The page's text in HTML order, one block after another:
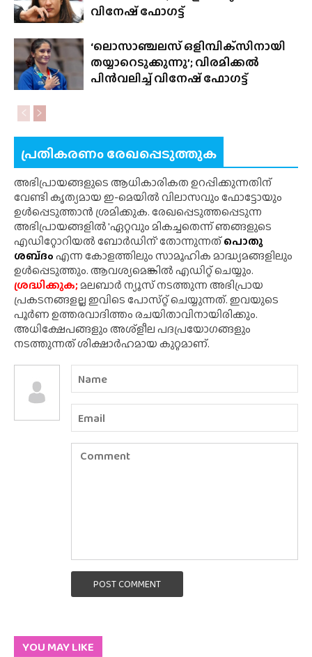
വിനേഷ് ഫോഗട്ട്
‘ലൊസാഞ്ചലസ് ഒളിമ്പിക്‌സിനായി
തയ്യാറെടുക്കുന്നു’; വിരമിക്കൽ
പിൻവലിച്ച് വിനേഷ് ഫോഗട്ട്
പ്രതികരണം രേഖപ്പെടുത്തുക
അഭിപ്രായങ്ങളുടെ ആധികാരികത ഉറപ്പിക്കുന്നതിന്
വേണ്ടി കൃത്യമായ ഇ-മെയിൽ വിലാസവും ഫോട്ടോയും
ഉൾപ്പെടുത്താൻ ശ്രമിക്കുക. രേഖപ്പെടുത്തപ്പെടുന്ന
അഭിപ്രായങ്ങളിൽ 'ഏറ്റവും മികച്ചതെന്ന് ഞങ്ങളുടെ
എഡിറ്റോറിയൽ ബോർഡിന്' തോന്നുന്നത്പൊതു
ശബ്‌ദംഎന്ന കോളത്തിലും സാമൂഹിക മാദ്ധ്യമങ്ങളിലും
ഉൾപ്പെടുത്തും. ആവശ്യമെങ്കിൽ എഡിറ്റ് ചെയ്യും.
ശ്രദ്ധിക്കുക;മലബാർ ന്യൂസ് നടത്തുന്ന അഭിപ്രായ
പ്രകടനങ്ങളല്ല ഇവിടെ പോസ്‌റ്റ് ചെയ്യുന്നത്. ഇവയുടെ
പൂർണ ഉത്തരവാദിത്തം രചയിതാവിനായിരിക്കും.
അധിക്ഷേപങ്ങളും അശ്‌ളീല പദപ്രയോഗങ്ങളും
നടത്തുന്നത് ശിക്ഷാർഹമായ കുറ്റമാണ്.
POST COMMENT
YOU MAY LIKE